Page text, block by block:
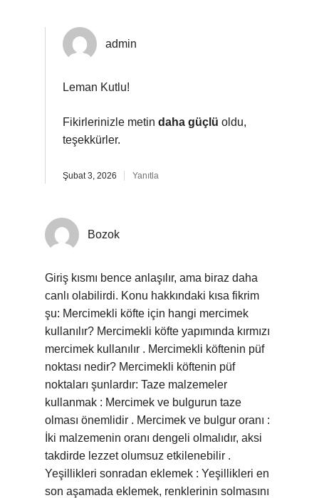
admin
Leman Kutlu!
Fikirlerinizle metin daha güçlü oldu,
teşekkürler.
Şubat 3, 2026 Yanıtla
Bozok
Giriş kısmı bence anlaşılır, ama biraz daha
canlı olabilirdi. Konu hakkındaki kısa fikrim
şu: Mercimekli köfte için hangi mercimek
kullanılır? Mercimekli köfte yapımında kırmızı
mercimek kullanılır . Mercimekli köftenin püf
noktası nedir? Mercimekli köftenin püf
noktaları şunlardır: Taze malzemeler
kullanmak : Mercimek ve bulgurun taze
olması önemlidir . Mercimek ve bulgur oranı :
İki malzemenin oranı dengeli olmalıdır, aksi
takdirde lezzet olumsuz etkilenebilir .
Yeşillikleri sonradan eklemek : Yeşillikleri en
son aşamada eklemek, renklerinin solmasını